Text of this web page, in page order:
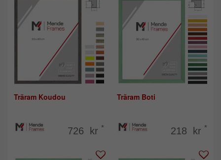
Träram Koudou
726 kr *
Träram Boti
218 kr *